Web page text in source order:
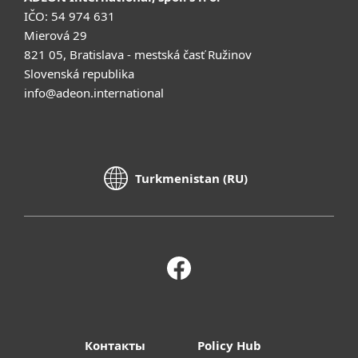
IČO: 54 974 631
Mierová 29
821 05, Bratislava - mestská časť Ružinov
Slovenská republika
info@adeon.international
Turkmenistan (RU)
Контакты Policy Hub